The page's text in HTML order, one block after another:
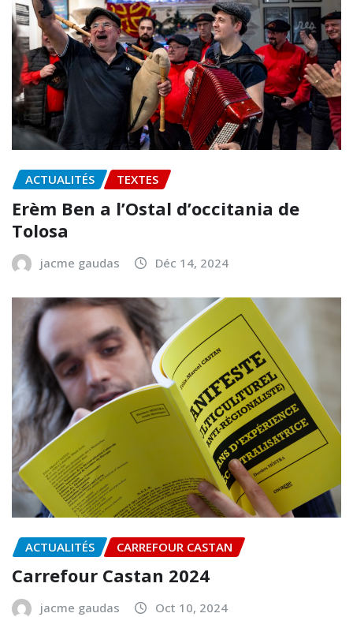
ACTUALITÉS TEXTES
Erèm Ben a l’Ostal d’occitania de
Tolosa
jacme gaudas Déc 14, 2024
ACTUALITÉS CARREFOUR CASTAN
Carrefour Castan 2024
jacme gaudas Oct 10, 2024